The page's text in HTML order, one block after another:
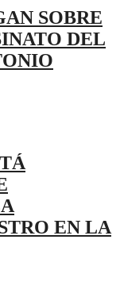
SOBRE
DEL
EN LA